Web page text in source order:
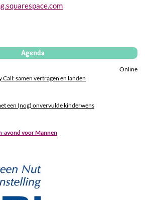
Agenda
Online
samen vertragen en landen
een (nog) onvervulde kinderwens
avond voor Mannen